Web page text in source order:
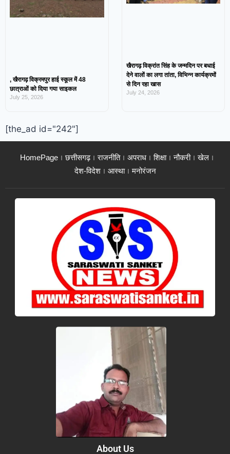
, खैरागढ़ विक्रमपुर हाई स्कूल में 48
छात्राओं को दिया गया साइकल
July 25, 2026
खैरागढ़ विक्रांत सिंह के जन्मदिन पर बधाई
देने वालों का लगा तांता, विभिन्न कार्यक्रमों
से दिन रहा खास
July 24, 2026
[the_ad id="242"]
HomePage छत्तीसगढ़ राजनीति अपराध शिक्षा नौकरी
खेल
देश-विदेश
आस्था मनोरंजन
About Us